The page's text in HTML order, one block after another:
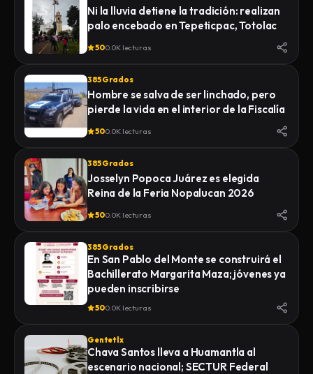
Ni la lluvia detiene la tradición: realizan
palo encebado en Tepeticpac, Totolac
500.0K lecturas
385 Grados
Hombre se salva de ser linchado, pero
pierde la vida en el interior de la Fiscalía
500.0K lecturas
385 Grados
Josselyn Popoca Juárez es elegida
Reina de la Feria Nopalucan 2026
500.0K lecturas
385 Grados
En San Pablo del Monte se construirá el
Bachillerato Margarita Maza; jóvenes ya
pueden inscribirse
500.0K lecturas
Gentetlx
Chava Santos lleva a Huamantla al
escenario nacional; SECTUR Federal